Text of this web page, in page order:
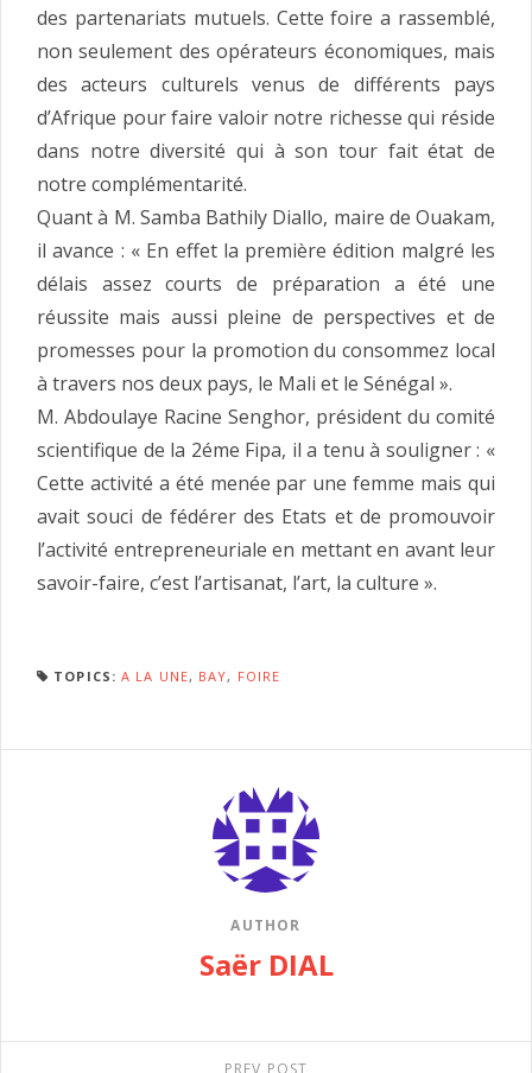
des partenariats mutuels. Cette foire a rassemblé,
non seulement des opérateurs économiques, mais
des acteurs culturels venus de différents pays
d’Afrique pour faire valoir notre richesse qui réside
dans notre diversité qui à son tour fait état de
notre complémentarité.
Quant à M. Samba Bathily Diallo, maire de Ouakam,
il avance : « En effet la première édition malgré les
délais assez courts de préparation a été une
réussite mais aussi pleine de perspectives et de
promesses pour la promotion du consommez local
à travers nos deux pays, le Mali et le Sénégal ».
M. Abdoulaye Racine Senghor, président du comité
scientifique de la 2éme Fipa, il a tenu à souligner : «
Cette activité a été menée par une femme mais qui
avait souci de fédérer des Etats et de promouvoir
l’activité entrepreneuriale en mettant en avant leur
savoir-faire, c’est l’artisanat, l’art, la culture ».
TOPICS: A LA UNE, BAY, FOIRE
AUTHOR
Saër DIAL
PREV POST